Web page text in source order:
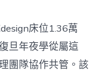
床位1.36萬
旦年夜學從屬這
團隊協作共管。該